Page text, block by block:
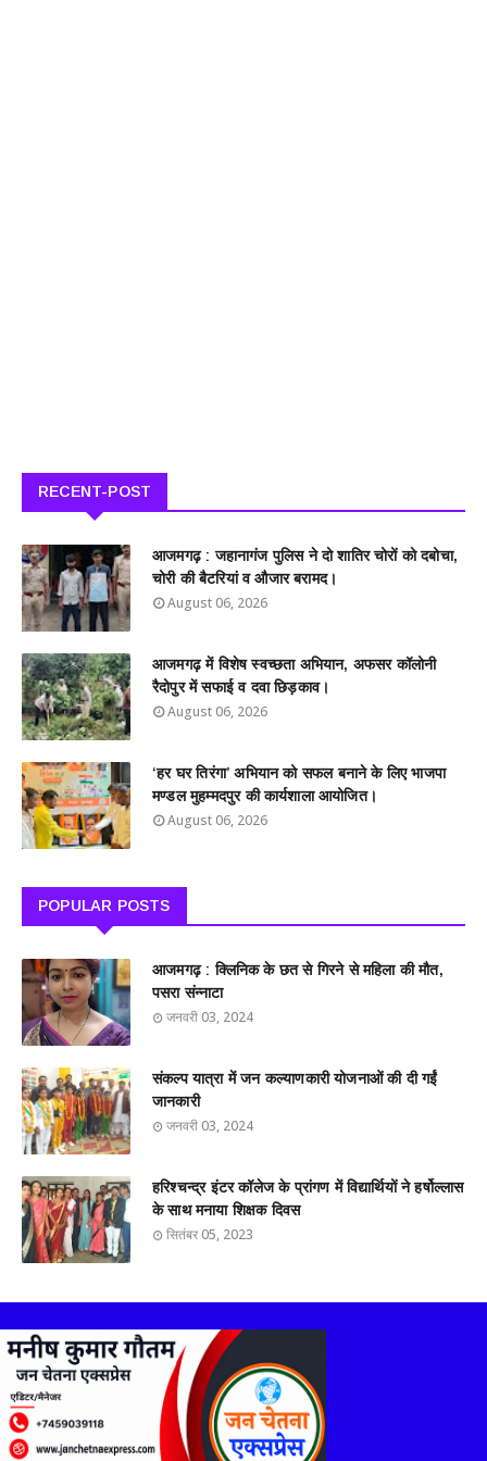
RECENT-POST
आजमगढ़ : जहानागंज पुलिस ने दो शातिर चोरों को दबोचा,
चोरी की बैटरियां व औजार बरामद।
August 06, 2026
आजमगढ़ में विशेष स्वच्छता अभियान, अफसर कॉलोनी
रैदोपुर में सफाई व दवा छिड़काव।
August 06, 2026
‘हर घर तिरंगा’ अभियान को सफल बनाने के लिए भाजपा
मण्डल मुहम्मदपुर की कार्यशाला आयोजित।
August 06, 2026
POPULAR POSTS
आजमगढ़ : क्लिनिक के छत से गिरने से महिला की मौत,
पसरा संन्नाटा
जनवरी 03, 2024
संकल्प यात्रा में जन कल्याणकारी योजनाओं की दी गईं
जानकारी
जनवरी 03, 2024
हरिश्चन्द्र इंटर कॉलेज के प्रांगण में विद्यार्थियों ने हर्षोल्लास
के साथ मनाया शिक्षक दिवस
सितंबर 05, 2023